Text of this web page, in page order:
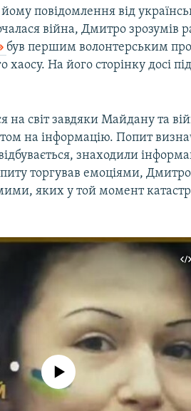
повідомлення від
війна, Дмитро зрозумів
був першим волонтерським
хаосу. На його сторінку досі
на світ завдяки Майдану та
на інформацію. Попит
знаходили
торгував емоціями, Дмитро
яких у той момент
source currently available